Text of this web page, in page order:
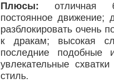
Плюсы: отличная
постоянное движение;
разблокировать очень
к дракам; высокая
последние подобные
увлекательные
стиль.